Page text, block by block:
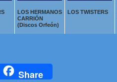
LOS HERMANOS
CARRIÓN
(Discos Orfeón)
LOS TWISTERS
Share